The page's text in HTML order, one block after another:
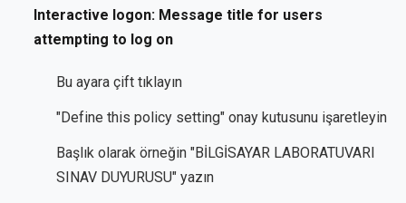
Interactive logon: Message title for users
attempting to log on
Bu ayara çift tıklayın
"Define this policy setting" onay kutusunu işaretleyin
Başlık olarak örneğin "BİLGİSAYAR LABORATUVARI
SINAV DUYURUSU" yazın